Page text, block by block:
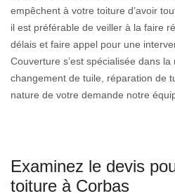
empêchent à votre toiture d’avoir
il est préférable de veiller à la faire
délais et faire appel pour une
Couverture s’est spécialisée dans
changement de tuile, réparation de
nature de votre demande notre
Examinez le devis
toiture à Corbas